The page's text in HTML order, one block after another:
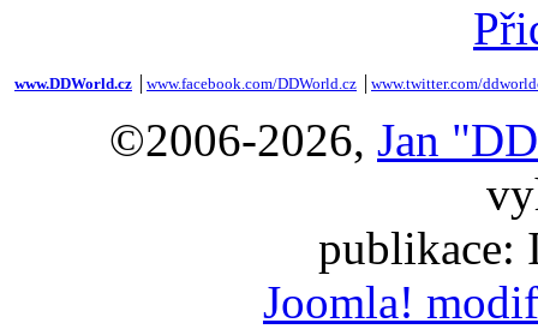
www.DDWorld.cz www.facebook.com/DDWorld.cz www.twitter.com/
©2006-2026, Jan
publikace:
Joomla!